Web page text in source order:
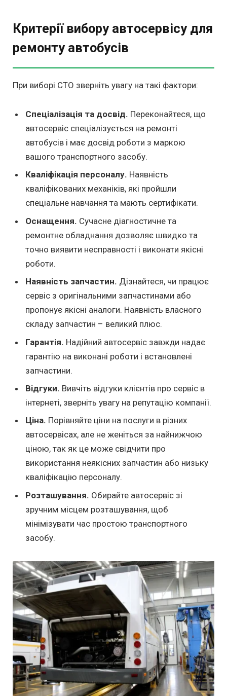
Критерії вибору автосервісу для
ремонту автобусів
При виборі СТО зверніть увагу на такі фактори:
Спеціалізація та досвід. Переконайтеся, що
автосервіс спеціалізується на ремонті
автобусів і має досвід роботи з маркою
вашого транспортного засобу.
Кваліфікація персоналу. Наявність
кваліфікованих механіків, які пройшли
спеціальне навчання та мають сертифікати.
Оснащення. Сучасне діагностичне та
ремонтне обладнання дозволяє швидко та
точно виявити несправності і виконати якісні
роботи.
Наявність запчастин. Дізнайтеся, чи працює
сервіс з оригінальними запчастинами або
пропонує якісні аналоги. Наявність власного
складу запчастин – великий плюс.
Гарантія. Надійний автосервіс завжди надає
гарантію на виконані роботи і встановлені
запчастини.
Відгуки. Вивчіть відгуки клієнтів про сервіс в
інтернеті, зверніть увагу на репутацію компанії.
Ціна. Порівняйте ціни на послуги в різних
автосервісах, але не женіться за найнижчою
ціною, так як це може свідчити про
використання неякісних запчастин або низьку
кваліфікацію персоналу.
Розташування. Обирайте автосервіс зі
зручним місцем розташування, щоб
мінімізувати час простою транспортного
засобу.